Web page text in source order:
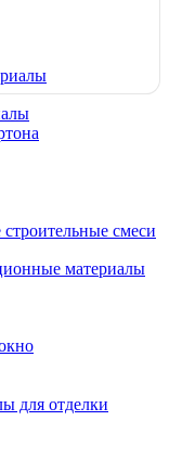
смеси
материалы
для отделки